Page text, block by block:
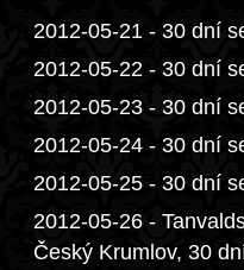
2012-05-21 - 30 dní
2012-05-22 - 30 dní
2012-05-23 - 30 dní
2012-05-24 - 30 dní
2012-05-25 - 30 dní
2012-05-26 -
Český Krumlov, 30